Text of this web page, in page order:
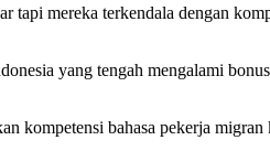
tapi mereka terkendala dengan
yang tengah mengalami
kompetensi bahasa pekerja